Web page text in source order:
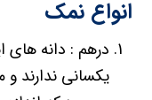
انواع نمک
درهم : دانه های
یکسانی ندارند